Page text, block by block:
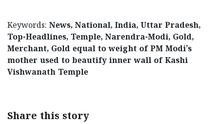
Keywords: News, National, India, Uttar Pradesh,
Top-Headlines, Temple, Narendra-Modi, Gold,
Merchant, Gold equal to weight of PM Modi’s
mother used to beautify inner wall of Kashi
Vishwanath Temple
Share this story